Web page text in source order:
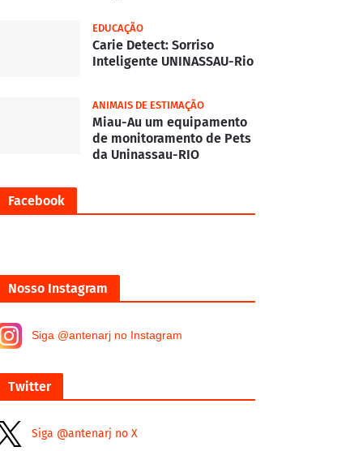
EDUCAÇÃO
Carie Detect: Sorriso
Inteligente UNINASSAU-Rio
ANIMAIS DE ESTIMAÇÃO
Miau-Au um equipamento
de monitoramento de Pets
da Uninassau-RIO
Facebook
Nosso Instagram
Siga @antenarj no Instagram
Twitter
Siga @antenarj no X